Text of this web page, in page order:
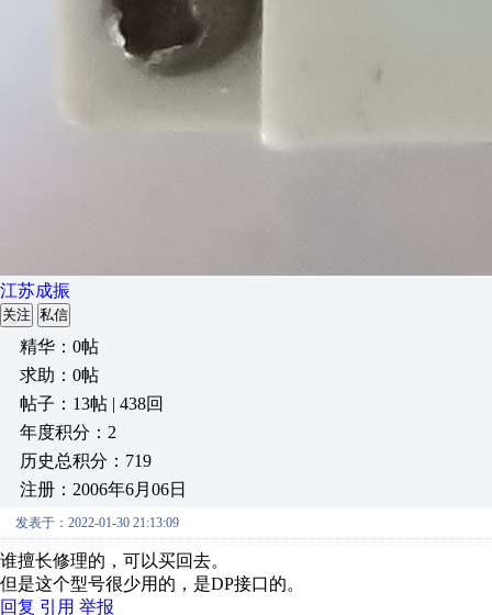
江苏成振
关注 私信
精华：0帖
求助：0帖
帖子：13帖 | 438回
年度积分：2
历史总积分：719
注册：2006年6月06日
发表于：2022-01-30 21:13:09
谁擅长修理的，可以买回去。
但是这个型号很少用的，是DP接口的。
回复 引用 举报